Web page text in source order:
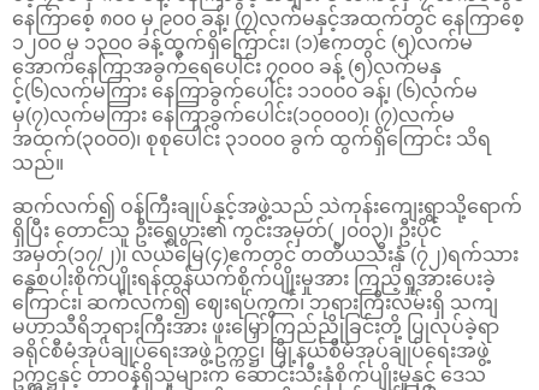
နေကြာစေ့ ၈၀၀ မှ ၉၀၀ ခန့်၊ (၇)လက်မနှင့်အထက်တွင် နေကြာစေ့
၁၂၀၀ မှ ၁၃၀၀ ခန့်ထွက်ရှိကြောင်း၊ (၁)ဧကတွင် (၅)လက်မ
အောက်နေကြာအခွက်ရေပေါင်း ၇၀၀၀ ခန့် (၅)လက်မနှ
င့်(၆)လက်မကြား နေကြာခွက်ပေါင်း ၁၁၀၀၀ ခန့်၊ (၆)လက်မ
မှ(၇)လက်မကြား နေကြာခွက်ပေါင်း(၁၀၀၀၀)၊ (၇)လက်မ
အထက်(၃၀၀၀)၊ စုစုပေါင်း ၃၁၀၀၀ ခွက် ထွက်ရှိကြောင်း သိရ
သည်။
ဆက်လက်၍ ဝန်ကြီးချုပ်နှင့်အဖွဲ့သည် သဲကုန်းကျေးရွာသို့ရောက်
ရှိပြီး တောင်သူ ဦးရွှေပွား၏ ကွင်းအမှတ်(၂၀၀၃)၊ ဦးပိုင်
အမှတ်(၁၇/၂)၊ လယ်မြေ(၄)ဧကတွင် တတိယသီးနှံ (၇၂)ရက်သား
နွေစပါးစိုက်ပျိုးရန်ထွန်ယက်စိုက်ပျိုးမှုအား ကြည့်ရှုအားပေးခဲ့
ကြောင်း၊ ဆက်လက်၍ ဈေးရပ်ကွက်၊ ဘုရားကြီးလမ်းရှိ သကျ
မဟာသီရိဘုရားကြီးအား ဖူးမြှော်ကြည်ညိုခြင်းတို့ ပြုလုပ်ခဲ့ရာ
ခရိုင်စီမံအုပ်ချုပ်ရေးအဖွဲ့ဥက္ကဋ္ဌ၊ မြို့နယ်စီမံအုပ်ချုပ်ရေးအဖွဲ့
ဥက္ကဋ္ဌနှင့် တာဝန်ရှိသူများက ဆောင်းသီးနှံစိုက်ပျိုးမှုနှင့် ဒေသ